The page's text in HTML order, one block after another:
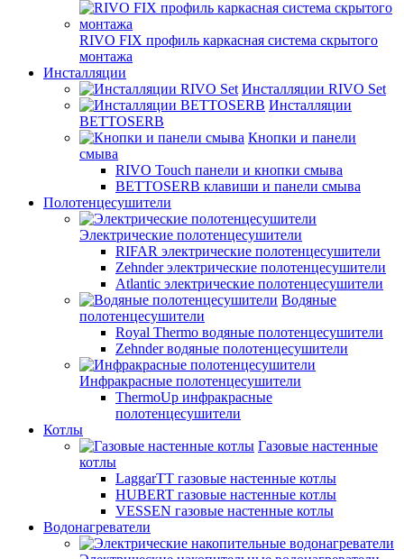
RIVO FIX профиль каркасная система скрытого
монтажа
Инсталляции
Инсталляции RIVO Set
Инсталляции
BETTOSERB
Кнопки и панели
смыва
RIVO Touch панели и кнопки смыва
BETTOSERB клавиши и панели смыва
Полотенцесушители
Электрические полотенцесушители
RIFAR электрические полотенцесушители
Zehnder электрические полотенцесушители
Atlantic электрические полотенцесушители
Водяные
полотенцесушители
Royal Thermo водяные полотенцесушители
Zehnder водяные полотенцесушители
Инфракрасные полотенцесушители
ThermoUp инфракрасные
полотенцесушители
Котлы
Газовые настенные
котлы
LaggarTT газовые настенные котлы
HUBERT газовые настенные котлы
VESSEN газовые настенные котлы
Водонагреватели